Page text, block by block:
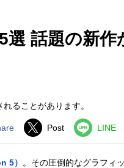
選 話題の新作
ることがあります。
Post LINE
5）
。その圧倒的なグラフィ